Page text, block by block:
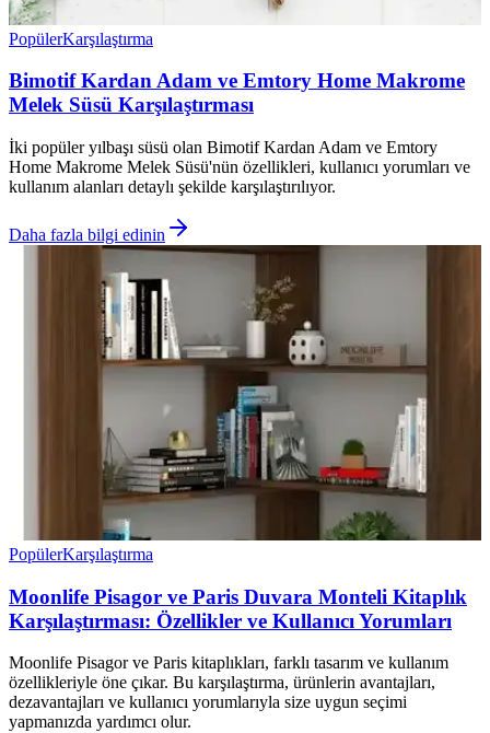
PopülerKarşılaştırma
Bimotif Kardan Adam ve Emtory Home Makrome
Melek Süsü Karşılaştırması
İki popüler yılbaşı süsü olan Bimotif Kardan Adam ve Emtory
Home Makrome Melek Süsü'nün özellikleri, kullanıcı yorumları ve
kullanım alanları detaylı şekilde karşılaştırılıyor.
Daha fazla bilgi edinin
PopülerKarşılaştırma
Moonlife Pisagor ve Paris Duvara Monteli Kitaplık
Karşılaştırması: Özellikler ve Kullanıcı Yorumları
Moonlife Pisagor ve Paris kitaplıkları, farklı tasarım ve kullanım
özellikleriyle öne çıkar. Bu karşılaştırma, ürünlerin avantajları,
dezavantajları ve kullanıcı yorumlarıyla size uygun seçimi
yapmanızda yardımcı olur.